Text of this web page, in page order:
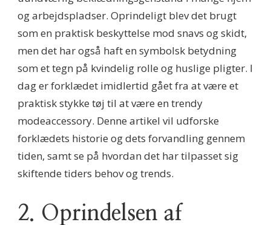
og arbejdspladser. Oprindeligt blev det brugt
som en praktisk beskyttelse mod snavs og skidt,
men det har også haft en symbolsk betydning
som et tegn på kvindelig rolle og huslige pligter. I
dag er forklædet imidlertid gået fra at være et
praktisk stykke tøj til at være en trendy
modeaccessory. Denne artikel vil udforske
forklædets historie og dets forvandling gennem
tiden, samt se på hvordan det har tilpasset sig
skiftende tiders behov og trends.
2. Oprindelsen af